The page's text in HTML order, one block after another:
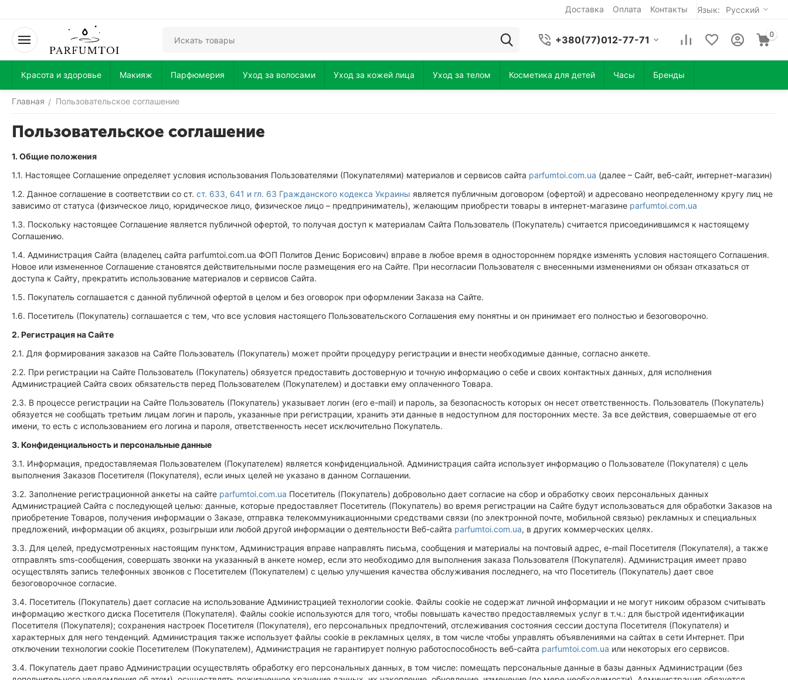
Язык: Русский
Доставка Оплата Контакты
+380(77)012-77-71 0
Красота и здоровье Макияж Парфюмерия Уход за волосами Уход за кожей лица Уход за телом Косметика для детей Часы Бренды
Главная / Пользовательское соглашение
Пользовательское соглашение
1. Общие положения
1.1. Настоящее Соглашение определяет условия использования Пользователями (Покупателями) материалов и сервисов сайта parfumtoi.com.ua (далее – Сайт, веб-сайт, интернет-магазин)
1.2. Данное соглашение в соответствии со ст. ст. 633, 641 и гл. 63 Гражданского кодекса Украины является публичным договором (офертой) и адресовано неопределенному кругу лиц не
зависимо от статуса (физическое лицо, юридическое лицо, физическое лицо – предприниматель), желающим приобрести товары в интернет-магазине parfumtoi.com.ua
1.3. Поскольку настоящее Соглашение является публичной офертой, то получая доступ к материалам Сайта Пользователь (Покупатель) считается присоединившимся к настоящему
Соглашению.
1.4. Администрация Сайта (владелец сайта parfumtoi.com.ua ФОП Политов Денис Борисович) вправе в любое время в одностороннем порядке изменять условия настоящего Соглашения.
Новое или измененное Соглашение становятся действительными после размещения его на Сайте. При несогласии Пользователя с внесенными изменениями он обязан отказаться от
доступа к Сайту, прекратить использование материалов и сервисов Сайта.
1.5. Покупатель соглашается с данной публичной офертой в целом и без оговорок при оформлении Заказа на Сайте.
1.6. Посетитель (Покупатель) соглашается с тем, что все условия настоящего Пользовательского Соглашения ему понятны и он принимает его полностью и безоговорочно.
2. Регистрация на Сайте
2.1. Для формирования заказов на Сайте Пользователь (Покупатель) может пройти процедуру регистрации и внести необходимые данные, согласно анкете.
2.2. При регистрации на Сайте Пользователь (Покупатель) обязуется предоставить достоверную и точную информацию о себе и своих контактных данных, для исполнения
Администрацией Сайта своих обязательств перед Пользователем (Покупателем) и доставки ему оплаченного Товара.
2.3. В процессе регистрации на Сайте Пользователь (Покупатель) указывает логин (его e-mail) и пароль, за безопасность которых он несет ответственность. Пользователь (Покупатель)
обязуется не сообщать третьим лицам логин и пароль, указанные при регистрации, хранить эти данные в недоступном для посторонних месте. За все действия, совершаемые от его
имени, то есть с использованием его логина и пароля, ответственность несет исключительно Покупатель.
3. Конфиденциальность и персональные данные
3.1. Информация, предоставляемая Пользователем (Покупателем) является конфиденциальной. Администрация сайта использует информацию о Пользователе (Покупателя) с цель
выполнения Заказов Посетителя (Покупателя), если иных целей не указано в данном Соглашении.
3.2. Заполнение регистрационной анкеты на сайте parfumtoi.com.ua Посетитель (Покупатель) добровольно дает согласие на сбор и обработку своих персональных данных
Администрацией Сайта с последующей целью: данные, которые предоставляет Посетитель (Покупатель) во время регистрации на Сайте будут использоваться для обработки Заказов на
приобретение Товаров, получения информации о Заказе, отправка телекоммуникационными средствами связи (по электронной почте, мобильной связью) рекламных и специальных
предложений, информации об акциях, розыгрыши или любой другой информации о деятельности Веб-сайта parfumtoi.com.ua, в других коммерческих целях.
3.3. Для целей, предусмотренных настоящим пунктом, Администрация вправе направлять письма, сообщения и материалы на почтовый адрес, e-mail Посетителя (Покупателя), а также
отправлять sms-сообщения, совершать звонки на указанный в анкете номер, если это необходимо для выполнения заказа Пользователя (Покупателя). Администрация имеет право
осуществлять запись телефонных звонков с Посетителем (Покупателем) с целью улучшения качества обслуживания последнего, на что Посетитель (Покупатель) дает свое
безоговорочное согласие.
3.4. Посетитель (Покупатель) дает согласие на использование Администрацией технологии cookie. Файлы cookie не содержат личной информации и не могут никоим образом считывать
информацию жесткого диска Посетителя (Покупателя). Файлы cookie используются для того, чтобы повышать качество предоставляемых услуг в т.ч.: для быстрой идентификации
Посетителя (Покупателя); сохранения настроек Посетителя (Покупателя), его персональных предпочтений, отслеживания состояния сессии доступа Посетителя (Покупателя) и
характерных для него тенденций. Администрация также использует файлы cookie в рекламных целях, в том числе чтобы управлять объявлениями на сайтах в сети Интернет. При
отключении технологии cookie Посетителем (Покупателем), Администрация не гарантирует полную работоспособность веб-сайта parfumtoi.com.ua или некоторых его сервисов.
3.4. Покупатель дает право Администрации осуществлять обработку его персональных данных, в том числе: помещать персональные данные в базы данных Администрации (без